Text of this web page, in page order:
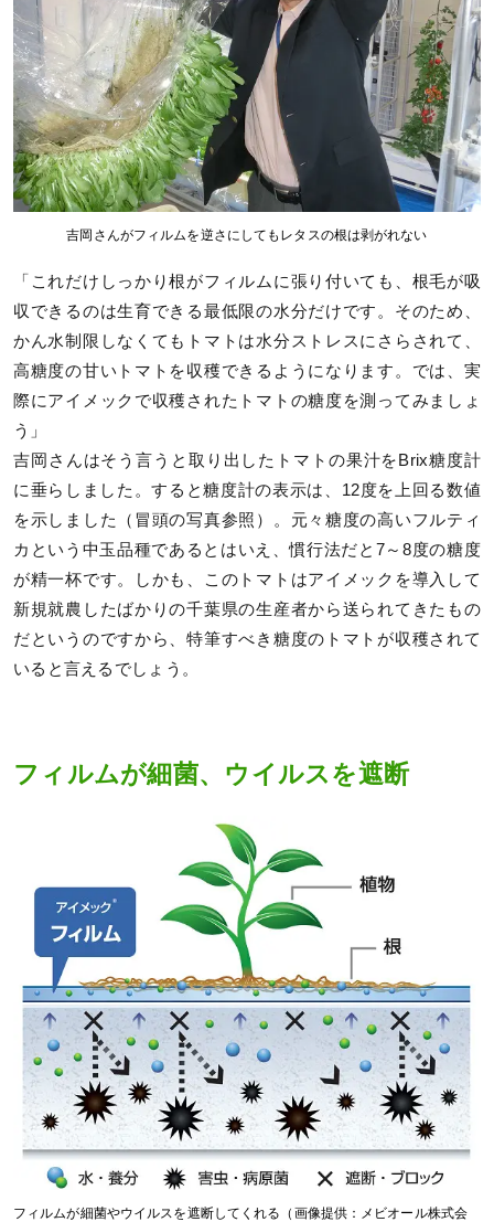
吉岡さんがフィルムを逆さにしてもレタスの根は剥がれない
「これだけしっかり根がフィルムに張り付いても、根毛が吸
収できるのは生育できる最低限の水分だけです。そのため、
かん水制限しなくてもトマトは水分ストレスにさらされて、
高糖度の甘いトマトを収穫できるようになります。では、実
際にアイメックで収穫されたトマトの糖度を測ってみましょ
う」
吉岡さんはそう言うと取り出したトマトの果汁をBrix糖度計
に垂らしました。すると糖度計の表示は、12度を上回る数値
を示しました（冒頭の写真参照）。元々糖度の高いフルティ
カという中玉品種であるとはいえ、慣行法だと7～8度の糖度
が精一杯です。しかも、このトマトはアイメックを導入して
新規就農したばかりの千葉県の生産者から送られてきたもの
だというのですから、特筆すべき糖度のトマトが収穫されて
いると言えるでしょう。
フィルムが細菌、ウイルスを遮断
フィルムが細菌やウイルスを遮断してくれる（画像提供：メビオール株式会